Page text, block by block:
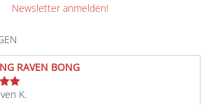
Newsletter anmelden!
RAVEN BONG
K.